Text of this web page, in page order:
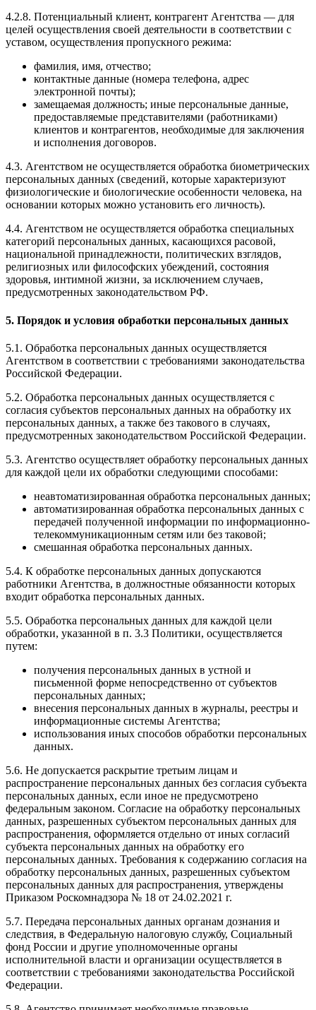
4.2.8. Потенциальный клиент, контрагент Агентства — для
целей осуществления своей деятельности в соответствии с
уставом, осуществления пропускного режима:
фамилия, имя, отчество;
контактные данные (номера телефона, адрес
электронной почты);
замещаемая должность; иные персональные данные,
предоставляемые представителями (работниками)
клиентов и контрагентов, необходимые для заключения
и исполнения договоров.
4.3. Агентством не осуществляется обработка биометрических
персональных данных (сведений, которые характеризуют
физиологические и биологические особенности человека, на
основании которых можно установить его личность).
4.4. Агентством не осуществляется обработка специальных
категорий персональных данных, касающихся расовой,
национальной принадлежности, политических взглядов,
религиозных или философских убеждений, состояния
здоровья, интимной жизни, за исключением случаев,
предусмотренных законодательством РФ.
5. Порядок и условия обработки персональных данных
5.1. Обработка персональных данных осуществляется
Агентством в соответствии с требованиями законодательства
Российской Федерации.
5.2. Обработка персональных данных осуществляется с
согласия субъектов персональных данных на обработку их
персональных данных, а также без такового в случаях,
предусмотренных законодательством Российской Федерации.
5.3. Агентство осуществляет обработку персональных данных
для каждой цели их обработки следующими способами:
неавтоматизированная обработка персональных данных;
автоматизированная обработка персональных данных с
передачей полученной информации по информационно-
телекоммуникационным сетям или без таковой;
смешанная обработка персональных данных.
5.4. К обработке персональных данных допускаются
работники Агентства, в должностные обязанности которых
входит обработка персональных данных.
5.5. Обработка персональных данных для каждой цели
обработки, указанной в п. 3.3 Политики, осуществляется
путем:
получения персональных данных в устной и
письменной форме непосредственно от субъектов
персональных данных;
внесения персональных данных в журналы, реестры и
информационные системы Агентства;
использования иных способов обработки персональных
данных.
5.6. Не допускается раскрытие третьим лицам и
распространение персональных данных без согласия субъекта
персональных данных, если иное не предусмотрено
федеральным законом. Согласие на обработку персональных
данных, разрешенных субъектом персональных данных для
распространения, оформляется отдельно от иных согласий
субъекта персональных данных на обработку его
персональных данных. Требования к содержанию согласия на
обработку персональных данных, разрешенных субъектом
персональных данных для распространения, утверждены
Приказом Роскомнадзора № 18 от 24.02.2021 г.
5.7. Передача персональных данных органам дознания и
следствия, в Федеральную налоговую службу, Социальный
фонд России и другие уполномоченные органы
исполнительной власти и организации осуществляется в
соответствии с требованиями законодательства Российской
Федерации.